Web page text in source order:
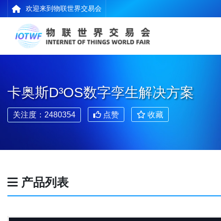
欢迎来到物联世界交易会
卡奥斯D³OS数字孪生解决方案
关注度：2480354 点赞 收藏
产品列表